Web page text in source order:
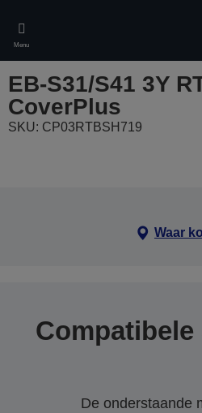
main
content
Menu
EB-S31/S41 3Y
CoverPlus
SKU: CP03RTBSH719
Waar
Compatibele
De onderstaande